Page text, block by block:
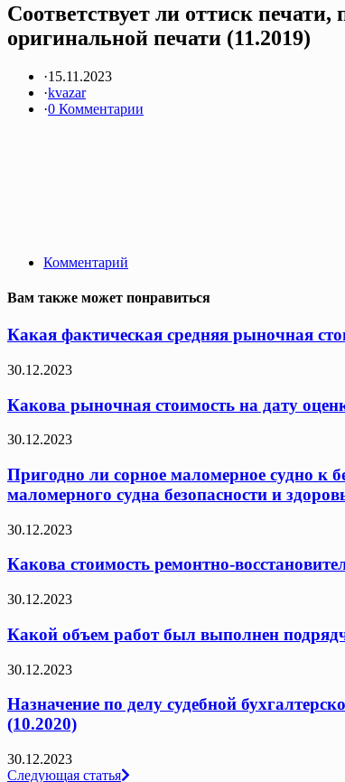
Соответствует ли оттиск
оригинальной печати (11.2019)
·15.11.2023
·kvazar
·0 Комментарии
Комментарий
Вам также может понравиться
Какая фактическая средняя рыночная
30.12.2023
Какова рыночная стоимость на дату
30.12.2023
Пригодно ли сорное маломерное судно к
маломерного судна безопасности и
30.12.2023
Какова стоимость ремонтно-
30.12.2023
Какой объем работ был выполнен
30.12.2023
Назначение по делу судебной
(10.2020)
30.12.2023
Следующая статья